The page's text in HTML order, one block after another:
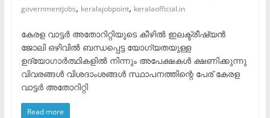
governmentjobs, keralajobpoint, keralaofficial.in
കേരള വാട്ടർ അതോറിറ്റിയുടെ കീഴിൽ ഇലക്ട്രീഷ്യൻ
ജോലി ഒഴിവിൽ ബന്ധപ്പെട്ട യോഗ്യതയുള്ള
ഉദ്യോഗാർത്ഥികളിൽ നിന്നും അപേക്ഷകൾ ക്ഷണിക്കുന്നു
വിവരങ്ങൾ വിശദാംശങ്ങൾ സ്ഥാപനത്തിന്റെ പേര് കേരള
വാട്ടർ അതോറിറ്റി
Read more